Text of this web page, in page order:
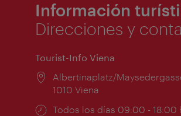
Información
Direcciones y
Tourist-Info Viena
Lugar:
Albertinaplatz/
1010 Viena
Horarios
Todos los días 09:00 - 18:00